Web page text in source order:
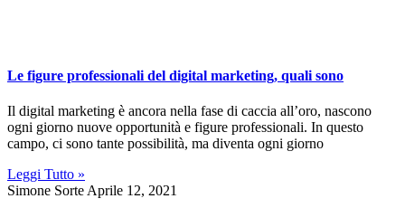
Le figure professionali del digital marketing, quali sono
Il digital marketing è ancora nella fase di caccia all’oro, nascono
ogni giorno nuove opportunità e figure professionali. In questo
campo, ci sono tante possibilità, ma diventa ogni giorno
Leggi Tutto »
Simone Sorte Aprile 12, 2021